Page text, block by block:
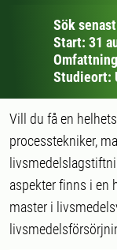
Sök
Start: 31
Studieort:
Vill du få en
processtekniker,
aspekter finns i en
master i